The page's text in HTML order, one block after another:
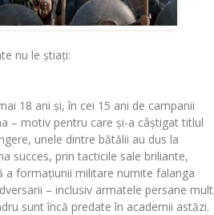
nu le știați:
18 ani și, în cei 15 ani de campanii
– motiv pentru care și-a câștigat titlul
unele dintre bătălii au dus la
succes, prin tacticile sale briliante,
a formațiunii militare numite falanga
– inclusiv armatele persane mult
sunt încă predate în academii astăzi.